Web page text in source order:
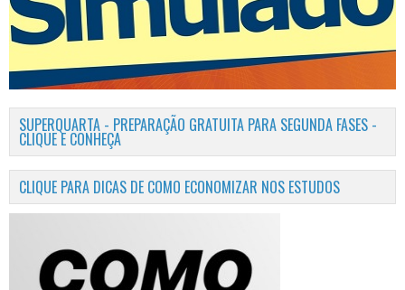
SUPERQUARTA - PREPARAÇÃO GRATUITA PARA SEGUNDA FASES -
CLIQUE E CONHEÇA
CLIQUE PARA DICAS DE COMO ECONOMIZAR NOS ESTUDOS